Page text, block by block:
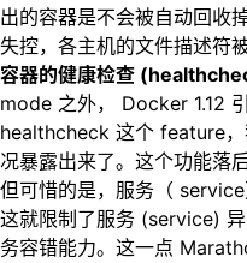
出的容器是不会被自动回收
失控，各主机的文件描述符被
容器的健康检查
mode 之外， Docker 1.12
healthcheck 这个 feature
况暴露出来了。这个功能落
但可惜的是，服务（ service
这就限制了服务 (service)
务容错能力。这一点